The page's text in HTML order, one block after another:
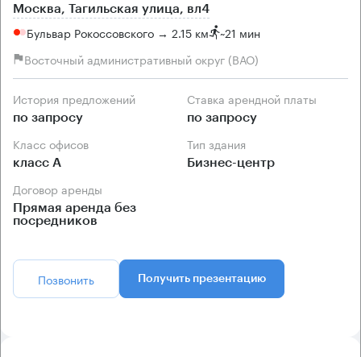
Москва, Тагильская улица, вл4
Бульвар Рокоссовского → 2.15 км ~21 мин
Восточный административный округ (ВАО)
История предложений
по запросу
Ставка арендной платы
по запросу
Класс офисов
класс А
Тип здания
Бизнес-центр
Договор аренды
Прямая аренда без
посредников
Позвонить Получить презентацию